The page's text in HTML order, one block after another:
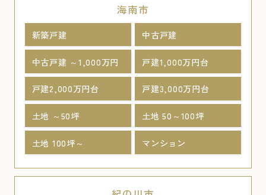
海南市
新築戸建 中古戸建
中古戸建 ～1,000万円 戸建1,000万円台
戸建2,000万円台 戸建3,000万円台
土地 ～50坪 土地 50～100坪
土地 100坪～ マンション